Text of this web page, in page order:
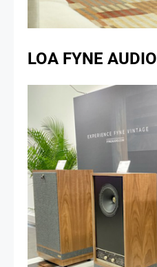
LOA FYNE AUDIO